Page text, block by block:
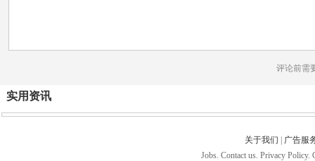
评论前需
实用资讯
关于我们
广告服
Jobs. Contact us. Privacy